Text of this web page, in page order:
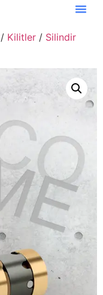
/ Kilitler / Silindir